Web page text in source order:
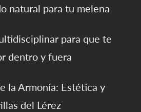
natural para tu melena
para que te
dentro y fuera
la Armonía: Estética y
del Lérez